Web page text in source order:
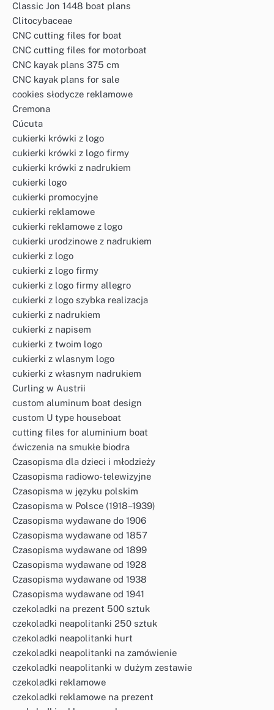
Classic Jon 1448 boat plans
Clitocybaceae
CNC cutting files for boat
CNC cutting files for motorboat
CNC kayak plans 375 cm
CNC kayak plans for sale
cookies słodycze reklamowe
Cremona
Cúcuta
cukierki krówki z logo
cukierki krówki z logo firmy
cukierki krówki z nadrukiem
cukierki logo
cukierki promocyjne
cukierki reklamowe
cukierki reklamowe z logo
cukierki urodzinowe z nadrukiem
cukierki z logo
cukierki z logo firmy
cukierki z logo firmy allegro
cukierki z logo szybka realizacja
cukierki z nadrukiem
cukierki z napisem
cukierki z twoim logo
cukierki z wlasnym logo
cukierki z własnym nadrukiem
Curling w Austrii
custom aluminum boat design
custom U type houseboat
cutting files for aluminium boat
ćwiczenia na smukłe biodra
Czasopisma dla dzieci i młodzieży
Czasopisma radiowo-telewizyjne
Czasopisma w języku polskim
Czasopisma w Polsce (1918–1939)
Czasopisma wydawane do 1906
Czasopisma wydawane od 1857
Czasopisma wydawane od 1899
Czasopisma wydawane od 1928
Czasopisma wydawane od 1938
Czasopisma wydawane od 1941
czekoladki na prezent 500 sztuk
czekoladki neapolitanki 250 sztuk
czekoladki neapolitanki hurt
czekoladki neapolitanki na zamówienie
czekoladki neapolitanki w dużym zestawie
czekoladki reklamowe
czekoladki reklamowe na prezent